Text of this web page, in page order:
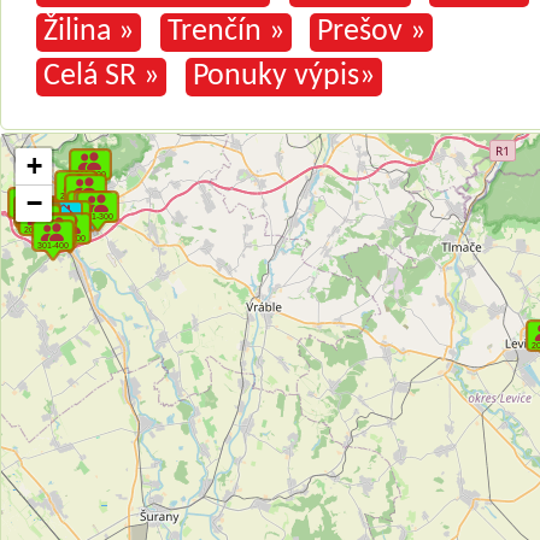
Žilina »
Trenčín »
Prešov »
Celá SR »
Ponuky výpis»
+
−